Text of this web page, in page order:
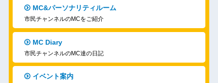
MC&パーソナリティルーム
市民チャンネルのMCをご紹介
MC Diary
市民チャンネルのMC達の日記
イベント案内